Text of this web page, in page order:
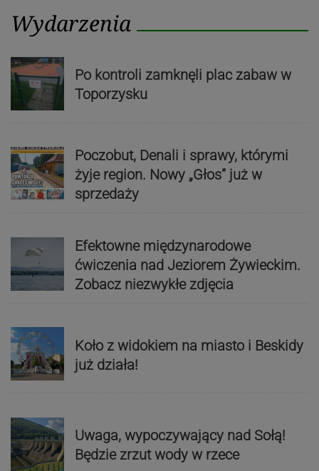
Wydarzenia
Po kontroli zamknęli plac zabaw w
Toporzysku
Poczobut, Denali i sprawy, którymi
żyje region. Nowy „Głos” już w
sprzedaży
Efektowne międzynarodowe
ćwiczenia nad Jeziorem Żywieckim.
Zobacz niezwykłe zdjęcia
Koło z widokiem na miasto i Beskidy
już działa!
Uwaga, wypoczywający nad Sołą!
Będzie zrzut wody w rzece